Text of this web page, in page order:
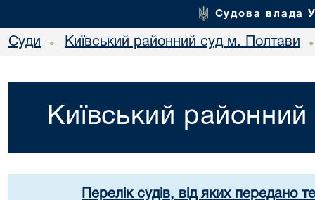
Судова влада
Суди • Київський районний суд м. Полтави •
Київський
Перелік судів, від яких передано